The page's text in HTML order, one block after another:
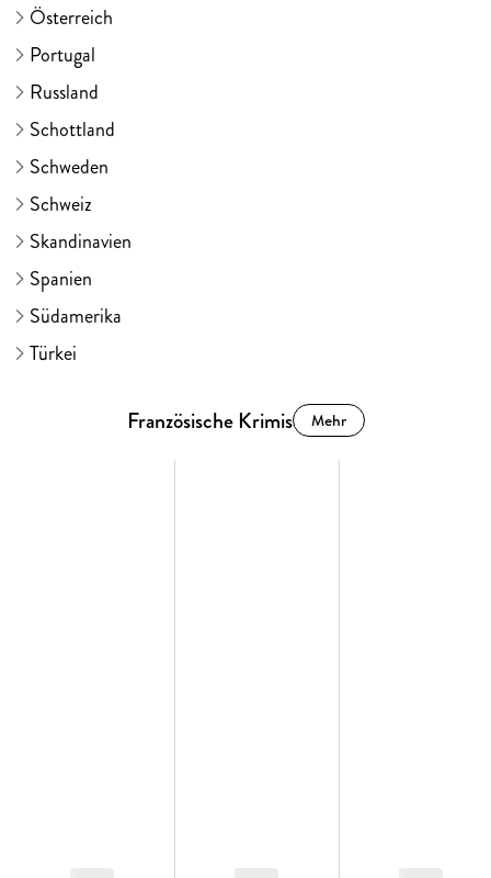
Österreich
Portugal
Russland
Schottland
Schweden
Schweiz
Skandinavien
Spanien
Südamerika
Türkei
Französische Krimis Mehr